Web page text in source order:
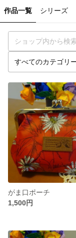
作品一覧 シリーズ
がま口ポーチ
1,500円